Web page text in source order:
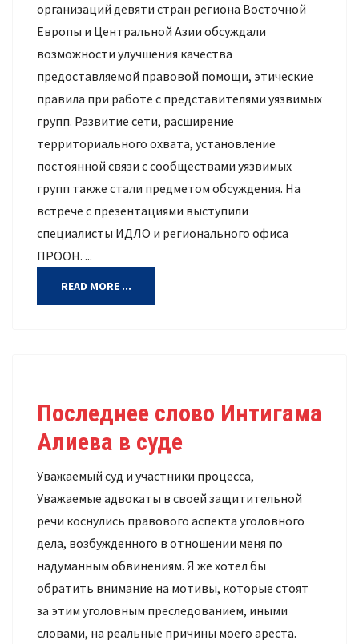
организаций девяти стран региона Восточной
Европы и Центральной Азии обсуждали
возможности улучшения качества
предоставляемой правовой помощи, этические
правила при работе с представителями уязвимых
групп. Развитие сети, расширение
территориального охвата, установление
постоянной связи с сообществами уязвимых
групп также стали предметом обсуждения. На
встрече с презентациями выступили
специалисты ИДЛО и регионального офиса
ПРООН. ...
READ MORE ...
Последнее слово Интигама
Алиева в суде
Уважаемый суд и участники процесса,
Уважаемые адвокаты в своей защитительной
речи коснулись правового аспекта уголовного
дела, возбужденного в отношении меня по
надуманным обвинениям. Я же хотел бы
обратить внимание на мотивы, которые стоят
за этим уголовным преследованием, иными
словами, на реальные причины моего ареста.